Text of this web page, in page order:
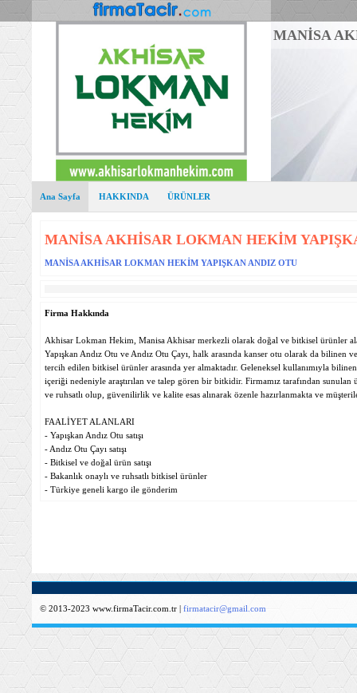
MANİSA
Ana Sayfa HAKKINDA ÜRÜNLER
MANİSA AKHİSAR LOKMAN HEKİM
MANİSA AKHİSAR LOKMAN HEKİM YAPIŞKAN ANDIZ OTU
Firma Hakkında
Akhisar Lokman Hekim, Manisa Akhisar merkezli olarak doğal ve bitkisel ürünler
Yapışkan Andız Otu ve Andız Otu Çayı, halk arasında kanser otu olarak da bilinen
tercih edilen bitkisel ürünler arasında yer almaktadır. Geleneksel kullanımıyla bilinen
içeriği nedeniyle araştırılan ve talep gören bir bitkidir. Firmamız tarafından sunulan
ve ruhsatlı olup, güvenilirlik ve kalite esas alınarak özenle hazırlanmakta ve
FAALİYET ALANLARI
- Yapışkan Andız Otu satışı
- Andız Otu Çayı satışı
- Bitkisel ve doğal ürün satışı
- Bakanlık onaylı ve ruhsatlı bitkisel ürünler
- Türkiye geneli kargo ile gönderim
© 2013-2023 www.firmaTacir.com.tr | firmatacir@gmail.com